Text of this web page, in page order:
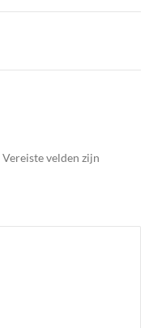
Vereiste velden zijn